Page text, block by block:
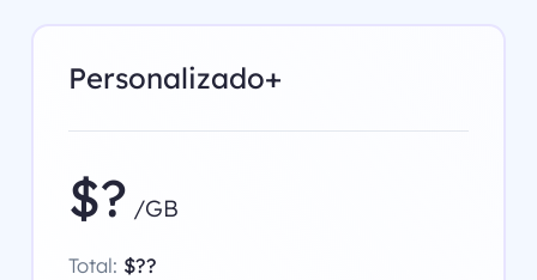
Personalizado+
$? /GB
Total: $??